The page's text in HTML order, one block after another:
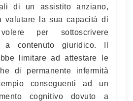
di un assistito anziano,
valutare la sua capacità di
per sottoscrivere
a contenuto giuridico. Il
limitare ad attestare le
di permanente infermità
conseguenti ad un
cognitivo dovuto a